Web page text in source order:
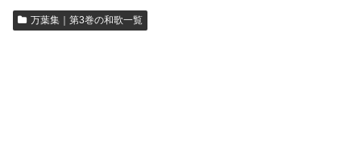
万葉集｜第3巻の和歌一覧